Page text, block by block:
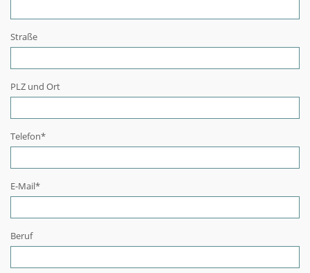
Straße
PLZ und Ort
Telefon*
E-Mail*
Beruf